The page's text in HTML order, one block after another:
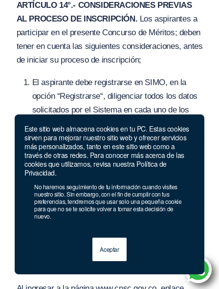
Este sitio web almacena cookies en tu PC. Estas cookies
sirven para mejorar nuestro sitio web y ofrecer servicios
más personalizados, tanto en este sitio web como a
través de otras redes. Para conocer más acerca de las
cookies que utilizamos, revisa nuestra Política de
Privacidad.
No haremos seguimiento de tu información cuando visites
nuestro sitio. Sin embargo, con el fin de cumplir con tus
preferencias, tendremos que usar solo una pequeña cookie
para que no se te solicite volver a tomar esta decisión de
nuevo.
Aceptar
ARTÍCULO 14°.- CONSIDERACIONES PREVIAS
AL PROCESO DE INSCRIPCIÓN. Los aspirantes a
participar en el presente Concurso de Méritos; deben
tener en cuenta las siguientes consideraciones, antes
de iniciar su proceso de inscripción;
El aspirante debe registrarse en SIMO, en la
opción “Registrarse“, diligenciar todos los datos
solicitados por el Sistema en cada uno de los
Ciudadano”:Al respecto, cabe precisar que el
registro en el SIMO: se realizará por una única
vez.
No. 831 de 2018 – MUNICIPIOS PRIORIZAD
PARA EL POST CONFLICTO (MUNICIPIOS DE
establecidas por la CNSC, únicamente de
manera virtual a través del SIMO, dispuesto en
el sitio Web de la CNSC.